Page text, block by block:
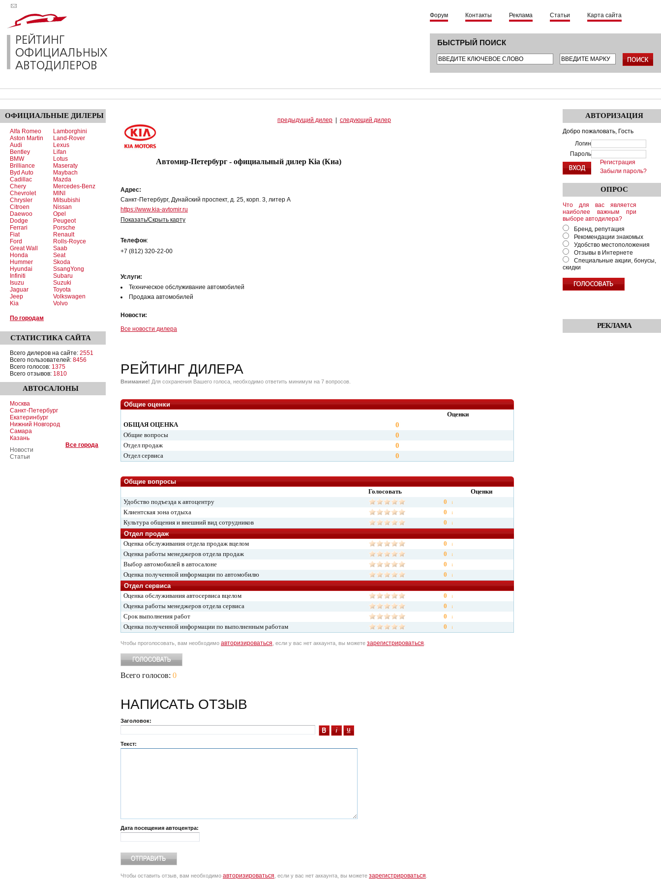
Форум Контакты Реклама Статьи Карта сайта
БЫСТРЫЙ ПОИСК
ОФИЦИАЛЬНЫЕ ДИЛЕРЫ
Alfa Romeo
Aston Martin
Audi
Bentley
BMW
Brilliance
Byd Auto
Cadillac
Chery
Chevrolet
Chrysler
Citroen
Daewoo
Dodge
Ferrari
Fiat
Ford
Great Wall
Honda
Hummer
Hyundai
Infiniti
Isuzu
Jaguar
Jeep
Kia
Lamborghini
Land-Rover
Lexus
Lifan
Lotus
Maseraty
Maybach
Mazda
Mercedes-Benz
MINI
Mitsubishi
Nissan
Opel
Peugeot
Porsche
Renault
Rolls-Royce
Saab
Seat
Skoda
SsangYong
Subaru
Suzuki
Toyota
Volkswagen
Volvo
По городам
СТАТИСТИКА САЙТА
Всего дилеров на сайте: 2551
Всего пользователей: 8456
Всего голосов: 1375
Всего отзывов: 1810
АВТОСАЛОНЫ
Москва
Санкт-Петербург
Екатеринбург
Нижний Новгород
Самара
Казань
Все города
Новости
Статьи
АВТОРИЗАЦИЯ
Добро пожаловать, Гость
Логин
Пароль
Регистрация
Забыли пароль?
ОПРОС
Что для вас является
наиболее важным при
выборе автодилера?
Бренд, репутация
Рекомендации знакомых
Удобство местоположения
Отзывы в Интернете
Специальные акции, бонусы,
скидки
РЕКЛАМА
предыдущий дилер следующий дилер
Автомир-Петербург - официальный дилер Kia (Киа)
Адрес:
Санкт-Петербург, Дунайский проспект, д. 25, корп. 3, литер А
https://www.kia-avtomir.ru
Показать/Скрыть карту
Телефон:
+7 (812) 320-22-00
Услуги:
Техническое обслуживание автомобилей
Продажа автомобилей
Новости:
Все новости дилера
РЕЙТИНГ ДИЛЕРА
Внимание! Для сохранения Вашего голоса, необходимо ответить минимум на 7 вопросов.
Общие оценки
Оценки
ОБЩАЯ ОЦЕНКА
0
Общие вопросы 0
Отдел продаж 0
Отдел сервиса 0
Общие вопросы
Голосовать
Оценки
Удобство подъезда к автоцентру
0
Клиентская зона отдыха
0
Культура общения и внешний вид сотрудников
0
Отдел продаж
Оценка обслуживания отдела продаж вцелом
0
Оценка работы менеджеров отдела продаж
0
Выбор автомобилей в автосалоне
0
Оценка полученной информации по автомобилю
0
Отдел сервиса
Оценка обслуживания автосервиса вцелом
0
Оценка работы менеджеров отдела сервиса
0
Срок выполнения работ
0
Оценка полученной информации по выполненным работам
0
Чтобы проголосовать, вам необходимо авторизироваться , если у вас нет аккаунта, вы можете зарегистрироваться
Всего голосов: 0
НАПИСАТЬ ОТЗЫВ
Заголовок:
Текст:
Дата посещения автоцентра:
Чтобы оставить отзыв, вам необходимо авторизироваться , если у вас нет аккаунта, вы можете зарегистрироваться